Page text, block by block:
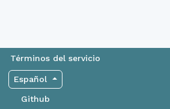
Términos del servicio
Español
Github